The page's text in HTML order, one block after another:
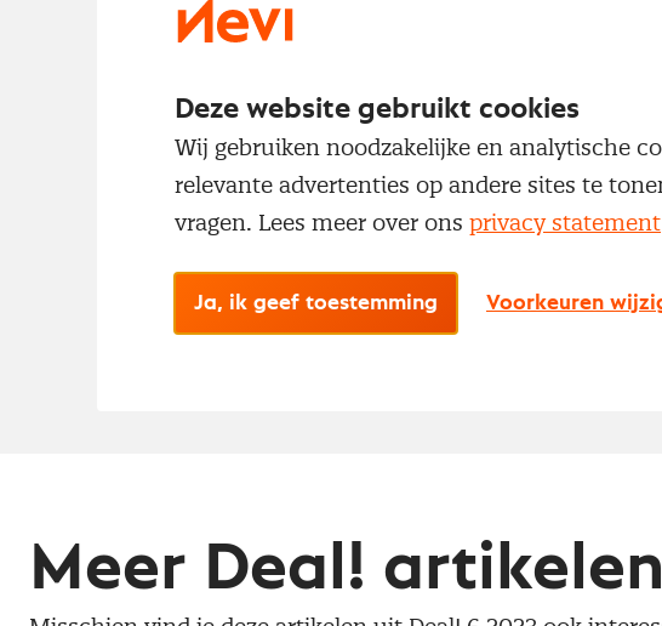
Meer Deal! artikelen
Deze website gebruikt cookies
Wij gebruiken noodzakelijke en analytische
relevante advertenties op andere sites te
vragen. Lees meer over ons privacy statement
Ja, ik geef toestemming Voorkeuren